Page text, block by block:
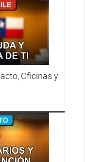
Oficinas y